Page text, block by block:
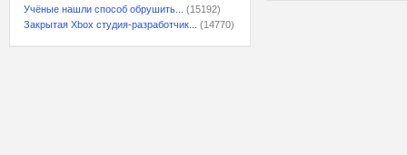
Учёные нашли способ обрушить...
(15192)
Закрытая Xbox студия-разработчик...
(14770)